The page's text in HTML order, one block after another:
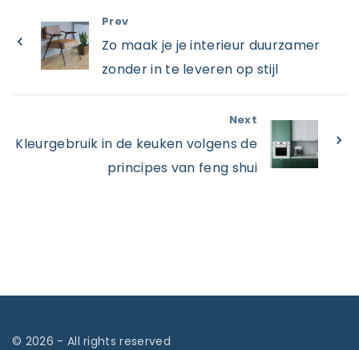
Prev
Zo maak je je interieur duurzamer
zonder in te leveren op stijl
Next
Kleurgebruik in de keuken volgens de
principes van feng shui
© 2026 - All rights reserved